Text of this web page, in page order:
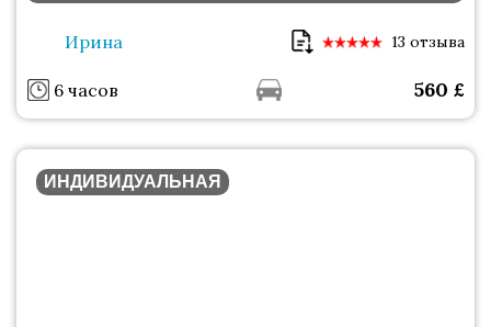
Ирина 13 отзыва
6 часов 560 £
ИНДИВИДУАЛЬНАЯ